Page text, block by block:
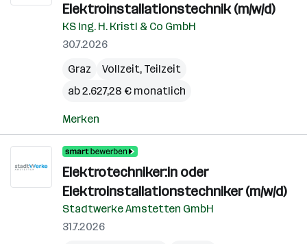
Elektroinstallationstechnik (m/w/d)
KS Ing. H. Kristl & Co GmbH
30.7.2026
Graz
Vollzeit, Teilzeit
ab 2.627,28 € monatlich
Merken
Elektrotechniker:in oder
Elektroinstallationstechniker (m/w/d)
Stadtwerke Amstetten GmbH
31.7.2026